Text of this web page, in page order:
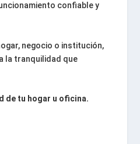
confiable y
negocio o institución,
la tranquilidad que
de tu hogar u oficina.